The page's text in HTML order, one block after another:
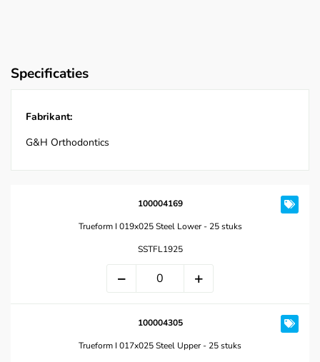
Specificaties
Fabrikant:
G&H Orthodontics
100004169
Trueform I 019x025 Steel Lower - 25 stuks
SSTFL1925
100004305
Trueform I 017x025 Steel Upper - 25 stuks